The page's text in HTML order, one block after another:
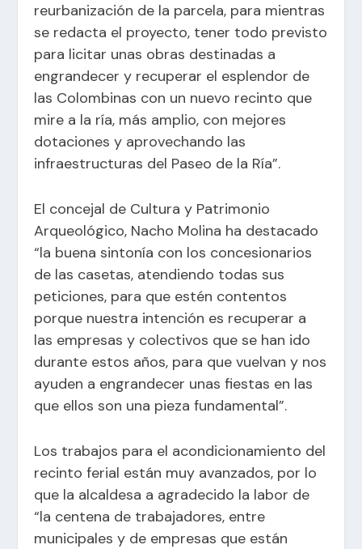
reurbanización de la parcela, para mientras
se redacta el proyecto, tener todo previsto
para licitar unas obras destinadas a
engrandecer y recuperar el esplendor de
las Colombinas con un nuevo recinto que
mire a la ría, más amplio, con mejores
dotaciones y aprovechando las
infraestructuras del Paseo de la Ría”.
El concejal de Cultura y Patrimonio
Arqueológico, Nacho Molina ha destacado
“la buena sintonía con los concesionarios
de las casetas, atendiendo todas sus
peticiones, para que estén contentos
porque nuestra intención es recuperar a
las empresas y colectivos que se han ido
durante estos años, para que vuelvan y nos
ayuden a engrandecer unas fiestas en las
que ellos son una pieza fundamental”.
Los trabajos para el acondicionamiento del
recinto ferial están muy avanzados, por lo
que la alcaldesa a agradecido la labor de
“la centena de trabajadores, entre
municipales y de empresas que están